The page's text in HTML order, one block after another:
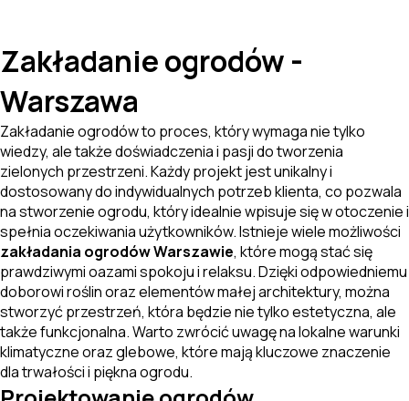
Zakładanie ogrodów -
Warszawa
Zakładanie ogrodów to proces, który wymaga nie tylko
wiedzy, ale także doświadczenia i pasji do tworzenia
zielonych przestrzeni. Każdy projekt jest unikalny i
dostosowany do indywidualnych potrzeb klienta, co pozwala
na stworzenie ogrodu, który idealnie wpisuje się w otoczenie i
spełnia oczekiwania użytkowników. Istnieje wiele możliwości
zakładania ogrodów Warszawie, które mogą stać się
prawdziwymi oazami spokoju i relaksu. Dzięki odpowiedniemu
doborowi roślin oraz elementów małej architektury, można
stworzyć przestrzeń, która będzie nie tylko estetyczna, ale
także funkcjonalna. Warto zwrócić uwagę na lokalne warunki
klimatyczne oraz glebowe, które mają kluczowe znaczenie
dla trwałości i piękna ogrodu.